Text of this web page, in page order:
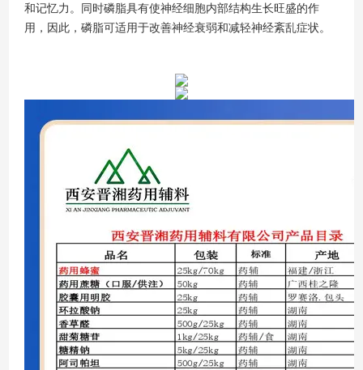
和记忆力。同时磷脂具有使神经细胞内部结构生长旺盛的作
用，因此，磷脂可适用于改善神经衰弱和减轻神经紊乱症状。